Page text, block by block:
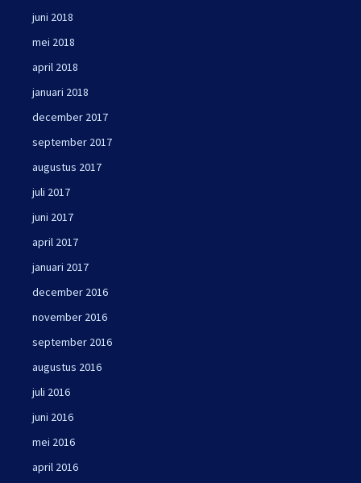
juni 2018
mei 2018
april 2018
januari 2018
december 2017
september 2017
augustus 2017
juli 2017
juni 2017
april 2017
januari 2017
december 2016
november 2016
september 2016
augustus 2016
juli 2016
juni 2016
mei 2016
april 2016